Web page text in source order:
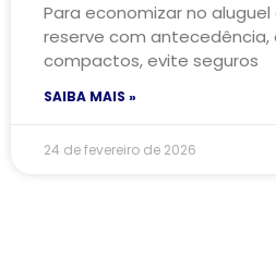
Para economizar no aluguel
reserve com antecedência,
compactos, evite seguros
SAIBA MAIS »
24 de fevereiro de 2026